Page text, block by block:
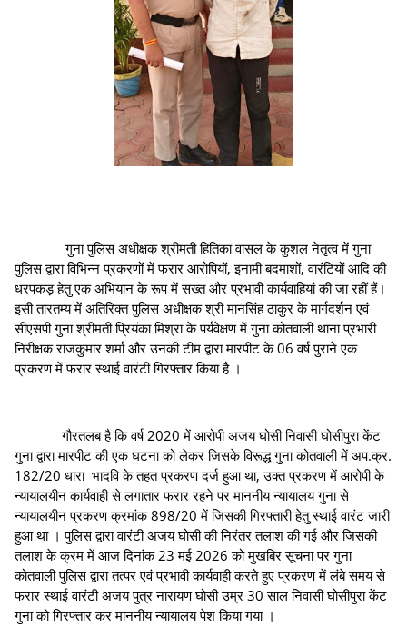
गुना पुलिस अधीक्षक श्रीमती हितिका वासल के कुशल नेतृत्व में गुना
पुलिस द्वारा विभिन्न प्रकरणों में फरार आरोपियों, इनामी बदमाशों, वारंटियों आदि की
धरपकड़ हेतु एक अभियान के रूप में सख्त और प्रभावी कार्यवाहियां की जा रहीं हैं।
इसी तारतम्य में अतिरिक्त पुलिस अधीक्षक श्री मानसिंह ठाकुर के मार्गदर्शन एवं
सीएसपी गुना श्रीमती प्रियंका मिश्रा के पर्यवेक्षण में गुना कोतवाली थाना प्रभारी
निरीक्षक राजकुमार शर्मा और उनकी टीम द्वारा मारपीट के 06 वर्ष पुराने एक
प्रकरण में फरार स्थाई वारंटी गिरफ्तार किया है ।
गौरतलब है कि वर्ष 2020 में आरोपी अजय घोसी निवासी घोसीपुरा केंट
गुना द्वारा मारपीट की एक घटना को लेकर जिसके विरूद्ध गुना कोतवाली में अप.क्र.
182/20 धारा भादवि के तहत प्रकरण दर्ज हुआ था, उक्त प्रकरण में आरोपी के
न्यायालयीन कार्यवाही से लगातार फरार रहने पर माननीय न्यायालय गुना से
न्यायालयीन प्रकरण क्रमांक 898/20 में जिसकी गिरफ्तारी हेतु स्थाई वारंट जारी
हुआ था । पुलिस द्वारा वारंटी अजय घोसी की निरंतर तलाश की गई और जिसकी
तलाश के क्रम में आज दिनांक 23 मई 2026 को मुखबिर सूचना पर गुना
कोतवाली पुलिस द्वारा तत्पर एवं प्रभावी कार्यवाही करते हुए प्रकरण में लंबे समय से
फरार स्थाई वारंटी अजय पुत्र नारायण घोसी उम्र 30 साल निवासी घोसीपुरा केंट
गुना को गिरफ्तार कर माननीय न्यायालय पेश किया गया ।